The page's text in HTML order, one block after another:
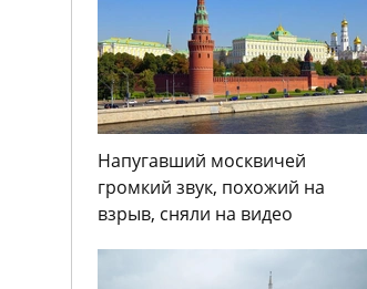
Напугавший москвичей
громкий звук, похожий на
взрыв, сняли на видео